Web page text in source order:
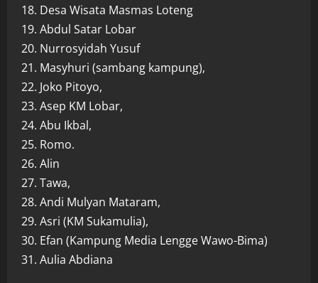
18. Desa Wisata Masmas Loteng
19. Abdul Satar Lobar
20. Nurrosyidah Yusuf
21. Masyhuri (sambang kampung),
22. Joko Pitoyo,
23. Asep KM Lobar,
24. Abu Ikbal,
25. Romo.
26. Alin
27. Tawa,
28. Andi Mulyan Mataram,
29. Asri (KM Sukamulia),
30. Efan (Kampung Media Lengge Wawo-Bima)
31. Aulia Abdiana